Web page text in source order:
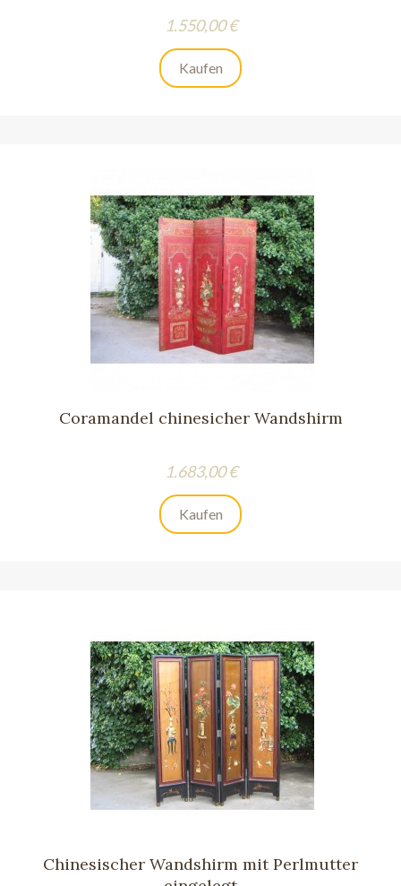
Preis
1.550,00 €
Kaufen
Coramandel chinesicher Wandshirm
Preis
1.683,00 €
Kaufen
Chinesischer Wandshirm mit Perlmutter